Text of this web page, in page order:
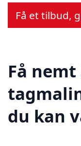
Få et tilbud,
Få
du kan